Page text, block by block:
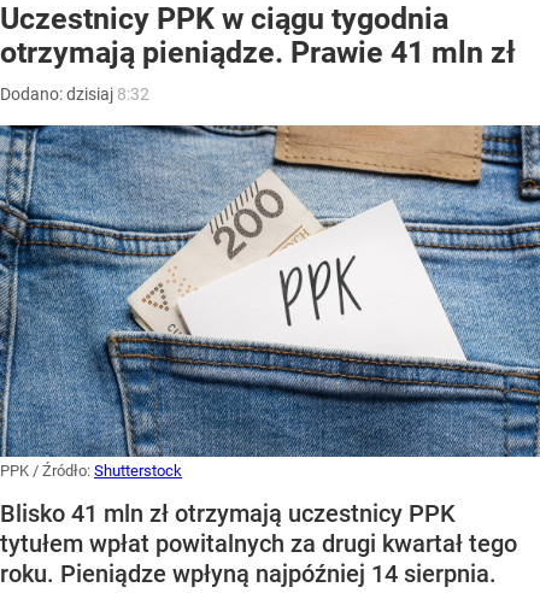
Uczestnicy PPK w ciągu tygodnia
otrzymają pieniądze. Prawie 41 mln zł
Dodano:dzisiaj 8:32
PPK / Źródło: Shutterstock
Blisko 41 mln zł otrzymają uczestnicy PPK
tytułem wpłat powitalnych za drugi kwartał tego
roku. Pieniądze wpłyną najpóźniej 14 sierpnia.